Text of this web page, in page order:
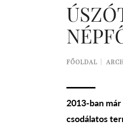
FŐOLDAL
2013-ban
csodálatos